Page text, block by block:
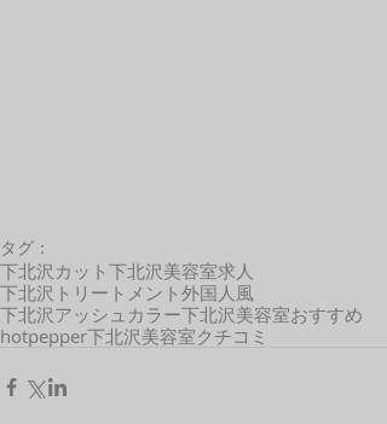
タグ：
下北沢カット 下北沢美容室求人
下北沢トリートメント 外国人風
下北沢アッシュカラー下北沢美容室おすすめ
hotpepper下北沢美容室クチコミ